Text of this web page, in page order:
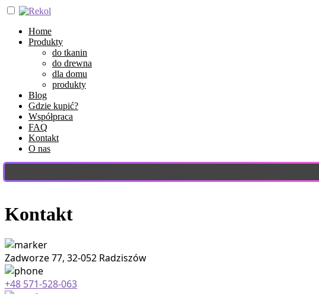
Home
Produkty
do tkanin
do drewna
dla domu
produkty
Blog
Gdzie kupić?
Współpraca
FAQ
Kontakt
O nas
Kontakt
Zadworze 77, 32-052 Radziszów
+48 571-528-063